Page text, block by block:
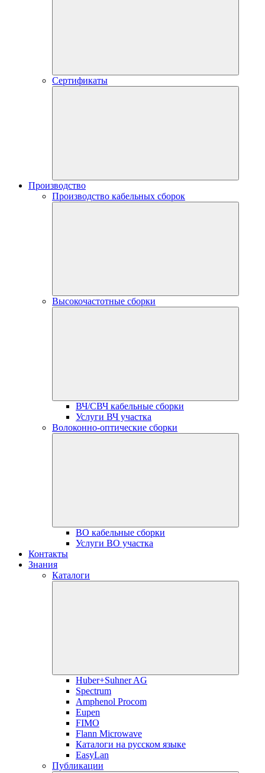
Сертификаты
Производство
Производство кабельных сборок
Высокочастотные сборки
ВЧ/СВЧ кабельные сборки
Услуги ВЧ участка
Волоконно-оптические сборки
ВО кабельные сборки
Услуги ВО участка
Контакты
Знания
Каталоги
Huber+Suhner AG
Spectrum
Amphenol Procom
Eupen
FIMO
Flann Microwave
Каталоги на русском языке
EasyLan
Публикации